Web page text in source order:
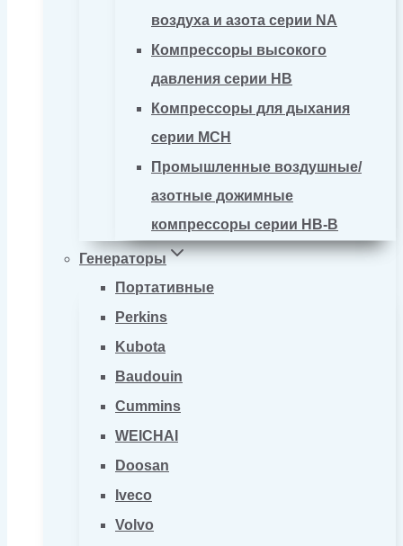
воздуха и азота серии NA
Компрессоры высокого
давления серии HB
Компрессоры для дыхания
серии MCH
Промышленные воздушные/
азотные дожимные
компрессоры серии HB-B
Генераторы
Портативные
Perkins
Kubota
Baudouin
Cummins
WEICHAI
Doosan
Iveco
Volvo